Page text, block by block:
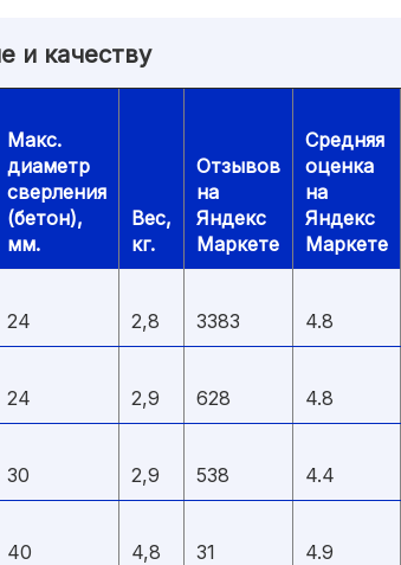
и качеству
Макс.
диаметр
сверления
(бетон),
мм.
Вес,
кг.
Отзывов
на
Яндекс
Маркете
Средняя
оценка
на
Яндекс
Маркете
24 2,8 3383 4.8
24 2,9 628 4.8
30 2,9 538 4.4
40 4,8 31 4.9